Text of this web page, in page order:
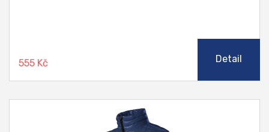
555 Kč Detail